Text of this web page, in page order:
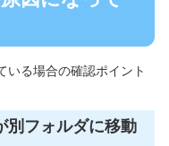
いる場合の確認ポイント
別フォルダに移動